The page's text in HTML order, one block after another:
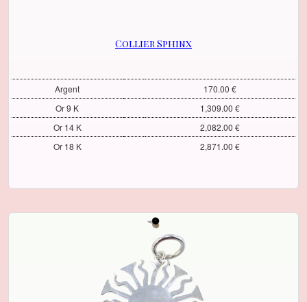
Collier Sphinx
Argent
170.00 €
Or 9 K
1,309.00 €
Or 14 K
2,082.00 €
Or 18 K
2,871.00 €